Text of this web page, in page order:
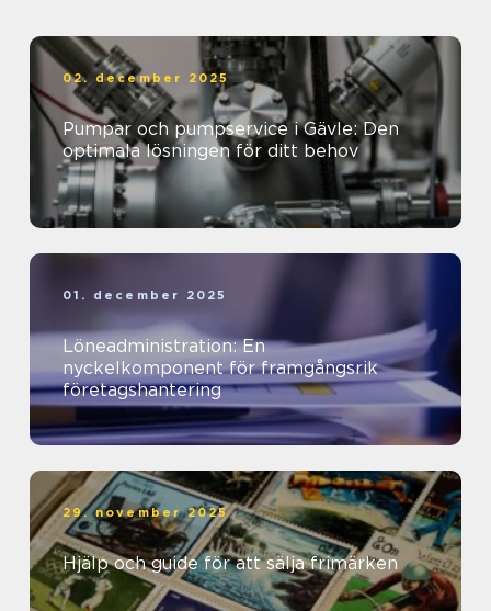
02. december 2025
Pumpar och pumpservice i Gävle: Den
optimala lösningen för ditt behov
01. december 2025
Löneadministration: En
nyckelkomponent för framgångsrik
företagshantering
29. november 2025
Hjälp och guide för att sälja frimärken